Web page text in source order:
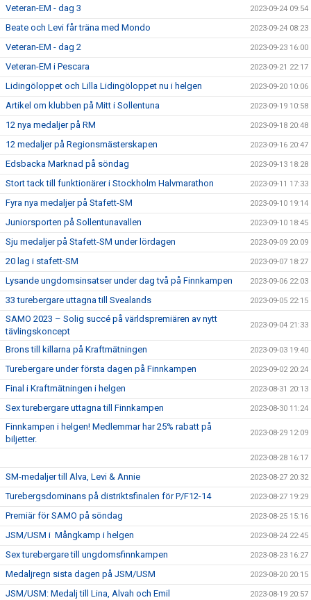
Veteran-EM - dag 3 2023-09-24 09:54
Beate och Levi får träna med Mondo 2023-09-24 08:23
Veteran-EM - dag 2 2023-09-23 16:00
Veteran-EM i Pescara 2023-09-21 22:17
Lidingöloppet och Lilla Lidingöloppet nu i helgen 2023-09-20 10:06
Artikel om klubben på Mitt i Sollentuna 2023-09-19 10:58
12 nya medaljer på RM 2023-09-18 20:48
12 medaljer på Regionsmästerskapen 2023-09-16 20:47
Edsbacka Marknad på söndag 2023-09-13 18:28
Stort tack till funktionärer i Stockholm Halvmarathon 2023-09-11 17:33
Fyra nya medaljer på Stafett-SM 2023-09-10 19:14
Juniorsporten på Sollentunavallen 2023-09-10 18:45
Sju medaljer på Stafett-SM under lördagen 2023-09-09 20:09
20 lag i stafett-SM 2023-09-07 18:27
Lysande ungdomsinsatser under dag två på Finnkampen 2023-09-06 22:03
33 turebergare uttagna till Svealands 2023-09-05 22:15
SAMO 2023 – Solig succé på världspremiären av nytt
tävlingskoncept
2023-09-04 21:33
Brons till killarna på Kraftmätningen 2023-09-03 19:40
Turebergare under första dagen på Finnkampen 2023-09-02 20:24
Final i Kraftmätningen i helgen 2023-08-31 20:13
Sex turebergare uttagna till Finnkampen 2023-08-30 11:24
Finnkampen i helgen! Medlemmar har 25% rabatt på
biljetter.
2023-08-29 12:09
2023-08-28 16:17
SM-medaljer till Alva, Levi & Annie 2023-08-27 20:32
Turebergsdominans på distriktsfinalen för P/F12-14 2023-08-27 19:29
Premiär för SAMO på söndag 2023-08-25 15:16
JSM/USM i Mångkamp i helgen 2023-08-24 22:45
Sex turebergare till ungdomsfinnkampen 2023-08-23 16:27
Medaljregn sista dagen på JSM/USM 2023-08-20 20:15
JSM/USM: Medalj till Lina, Alvah och Emil 2023-08-19 20:57